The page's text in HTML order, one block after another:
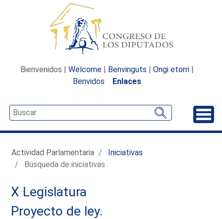
Bienvenidos | Welcome | Benvinguts | Ongi etorri |
Benvidos
Enlaces
Actividad Parlamentaria
Iniciativas
Búsqueda de iniciativas
X Legislatura
Proyecto de ley.